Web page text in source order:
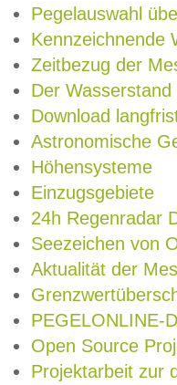
Pegelauswahl
Kennzeichnende
Zeitbezug der
Der Wasserstand
Download
Astronomische
Höhensysteme
Einzugsgebiete
24h Regenradar
Seezeichen von
Aktualität der
PEGELONLINE-
Open Source
Projektarbeit zur